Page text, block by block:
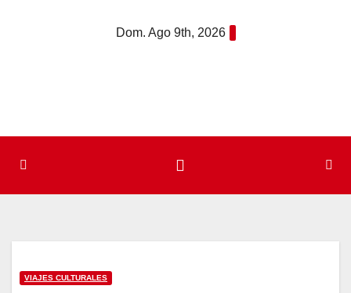
Dom. Ago 9th, 2026
VIAJES CULTURALES